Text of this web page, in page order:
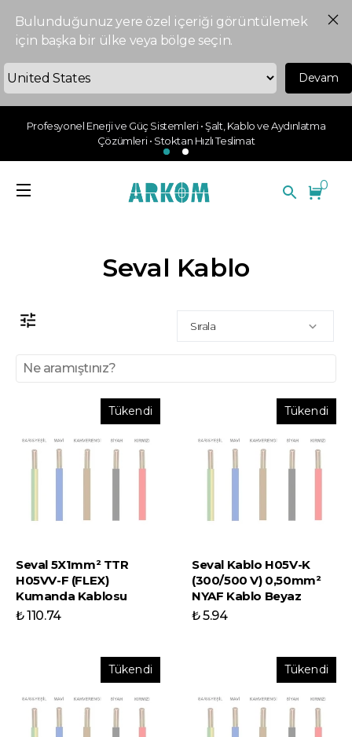
Bulunduğunuz yere özel içeriği görüntülemek
için başka bir ülke veya bölge seçin.
Devam
Profesyonel Enerji ve Güç Sistemleri • Şalt, Kablo ve Aydınlatma
Çözümleri • Stoktan Hızlı Teslimat
0
Seval Kablo
Sırala
Tükendi
Seval 5X1mm² TTR
H05VV-F (FLEX)
Kumanda Kablosu
₺ 110.74
Tükendi
Seval Kablo H05V-K
(300/500 V) 0,50mm²
NYAF Kablo Beyaz
₺ 5.94
Tükendi Tükendi